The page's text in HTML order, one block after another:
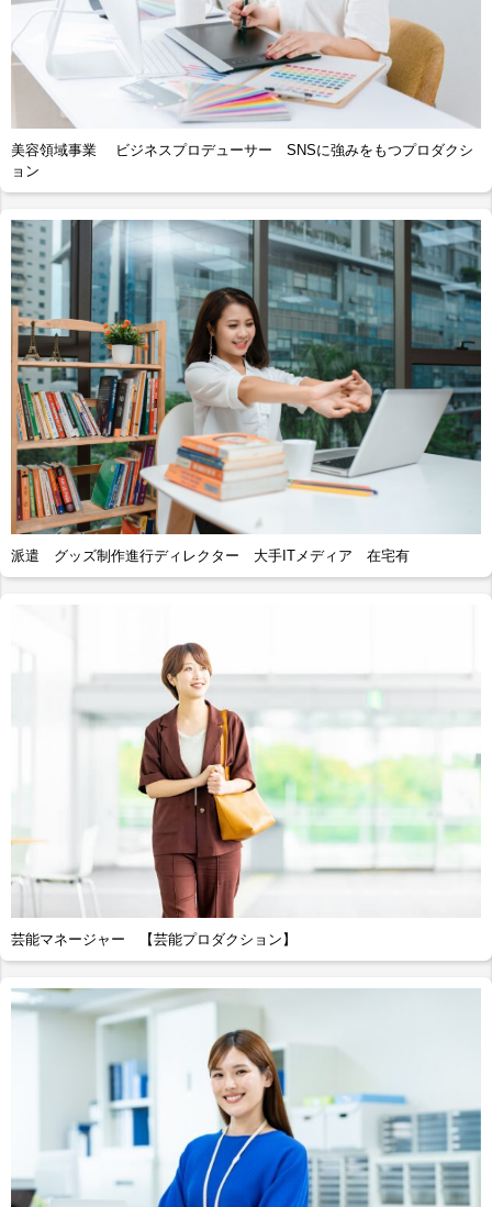
美容領域事業 ビジネスプロデューサー SNSに強みをもつプロダクシ
ョン
派遣 グッズ制作進行ディレクター 大手ITメディア 在宅有
芸能マネージャー 【芸能プロダクション】